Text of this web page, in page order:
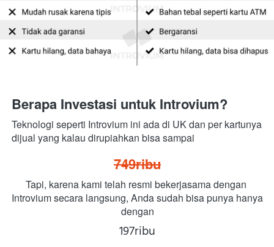
Berapa Investasi untuk Introvium?
Teknologi seperti Introvium ini ada di UK dan per kartunya
dijual yang kalau dirupiahkan bisa sampai
749ribu
Tapi, karena kami telah resmi bekerjasama dengan
Introvium secara langsung, Anda sudah bisa punya hanya
dengan
197ribu